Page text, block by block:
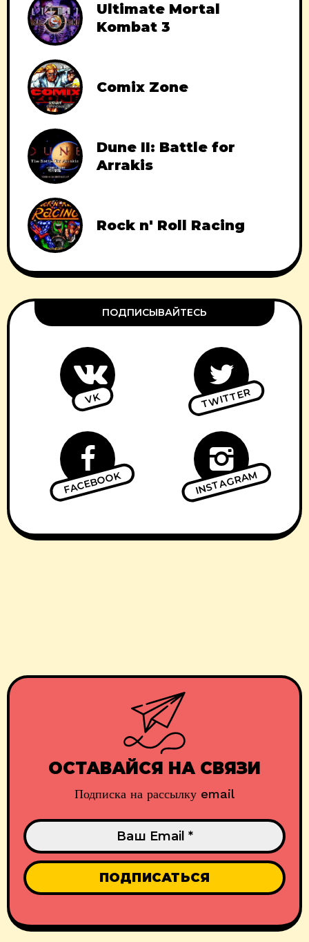
Ultimate Mortal
Kombat 3
Comix Zone
Dune II: Battle for
Arrakis
Rock n' Roll Racing
ПОДПИСЫВАЙТЕСЬ
VK TWITTER
FACEBOOK INSTAGRAM
ОСТАВАЙСЯ НА СВЯЗИ
Подписка на рассылку email